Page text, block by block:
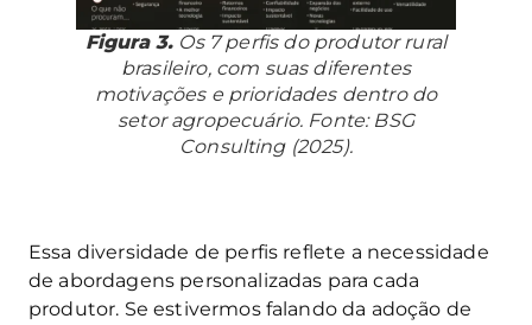
Figura 3. Os 7 perfis do produtor rural
brasileiro, com suas diferentes
motivações e prioridades dentro do
setor agropecuário. Fonte: BSG
Consulting (2025).
Essa diversidade de perfis reflete a necessidade
de abordagens personalizadas para cada
produtor. Se estivermos falando da adoção de